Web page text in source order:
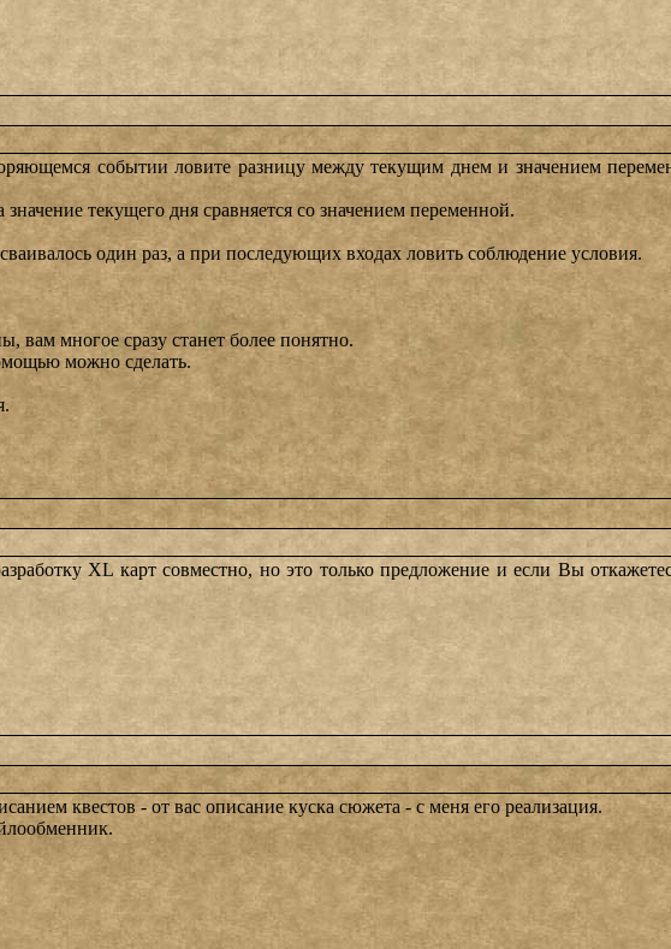
событии ловите разницу между текущим днем и значением
текущего дня сравняется со значением переменной.
один раз, а при последующих входах ловить соблюдение условия.
вам многое сразу станет более понятно.
можно сделать.
XL карт совместно, но это только предложение и если Вы
квестов - от вас описание куска сюжета - с меня его реализация.